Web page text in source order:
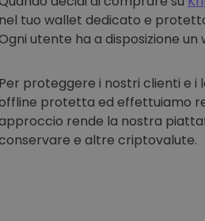
nel tuo wallet dedicato e
utente ha a disposizione
Per proteggere i nostri clienti e i
protetta ed effettuiamo
rende la nostra
e altre criptovalute.